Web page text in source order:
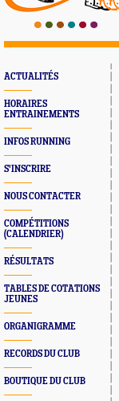
ACTUALITÉS
HORAIRES
ENTRAINEMENTS
INFOS RUNNING
S'INSCRIRE
NOUS CONTACTER
COMPÉTITIONS
(CALENDRIER)
RÉSULTATS
TABLES DE COTATIONS
JEUNES
ORGANIGRAMME
RECORDS DU CLUB
BOUTIQUE DU CLUB